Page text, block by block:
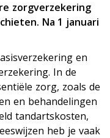
zorgverzekering
Na 1 januari
en
In de
zorg, zoals de
en behandelingen
tandartskosten,
heb je vaak